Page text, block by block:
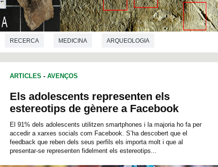
RECERCA MEDICINA ARQUEOLOGIA
PREHISTÒRIA CRIMINOLOGIA
ARTICLES - AVENÇOS
Els adolescents representen els
estereotips de gènere a Facebook
El 91% dels adolescents utilitzen smartphones i la majoria ho fa per
accedir a xarxes socials com Facebook. S’ha descobert que el
feedback que reben dels seus perfils els importa molt i que al
presentar-se representen fidelment els estereotips...